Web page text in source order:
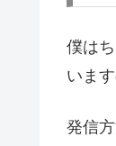
僕は
いま
発信